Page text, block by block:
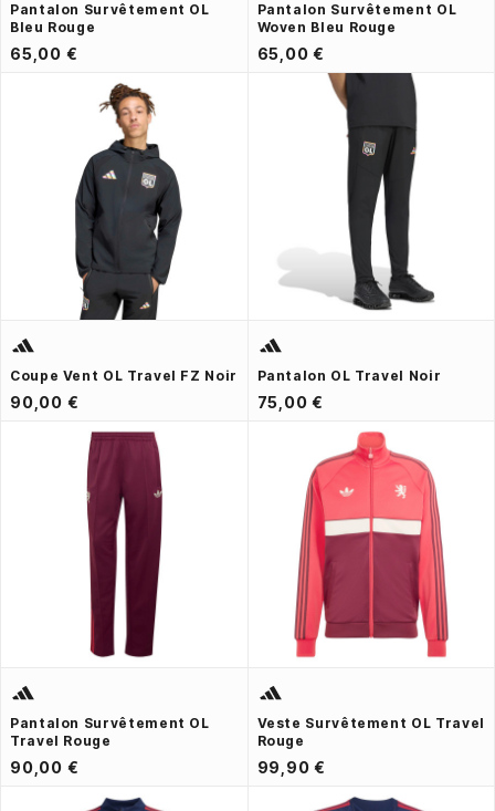
Pantalon Survêtement OL
Bleu Rouge
65,00 €
Pantalon Survêtement OL
Woven Bleu Rouge
65,00 €
Coupe Vent OL Travel FZ Noir
90,00 €
Pantalon OL Travel Noir
75,00 €
Pantalon Survêtement OL
Travel Rouge
90,00 €
Veste Survêtement OL Travel
Rouge
99,90 €